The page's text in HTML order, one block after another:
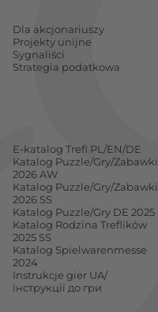
Dla akcjonariuszy
Projekty unijne
Sygnaliści
Strategia podatkowa
E-katalog Trefl PL/EN/DE
Katalog Puzzle/Gry/Zabawki
2026 AW
Katalog Puzzle/Gry/Zabawki
2026 SS
Katalog Puzzle/Gry DE 2025
Katalog Rodzina Treflików
2025 SS
Katalog Spielwarenmesse
2024
Instrukcje gier UA/
інструкції до гри